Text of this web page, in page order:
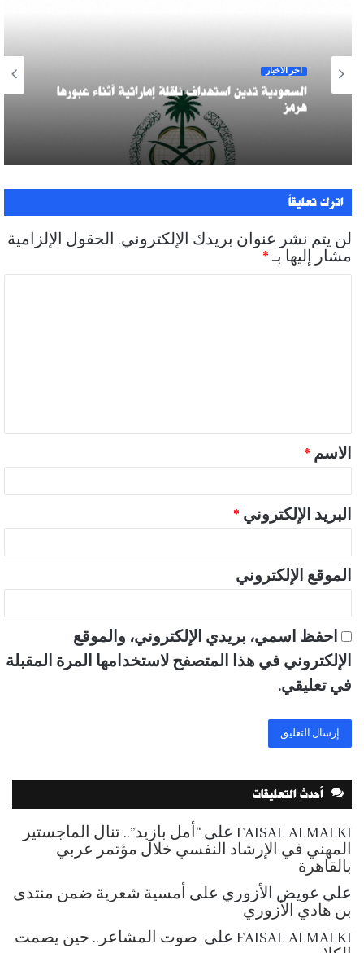
آخر الأخبار
السعودية تدين استهداف ناقلة إماراتية أثناء عبورها
هرمز
اترك تعليقاً
لن يتم نشر عنوان بريدك الإلكتروني. الحقول الإلزامية
مشار إليها بـ*
ق
*
الاسم *
البريد الإلكتروني *
الموقع الإلكتروني
احفظ اسمي، بريدي الإلكتروني، والموقع
الإلكتروني في هذا المتصفح لاستخدامها المرة المقبلة
في تعليقي.
أحدث التعليقات
FAISAL ALMALKI على “أمل بازيد”.. تنال الماجستير
المهني في الإرشاد النفسي خلال مؤتمر عربي
بالقاهرة
علي عويض الأزوري على أمسية شعرية ضمن منتدى
بن هادي الأزوري
FAISAL ALMALKI على صوت المشاعر.. حين يصمت